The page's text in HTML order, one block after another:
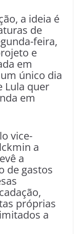
a ideia é
de
feira,
e
em
único dia
Lula quer
em
vice-
a
a
de gastos
próprias
a